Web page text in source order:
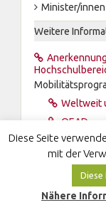
Minister/innen
Weitere
Weltweit
OEAD
Wikipedia
Diese Seite
mit der
Diese
Nähere